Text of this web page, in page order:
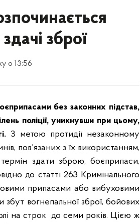
зброї
о 13:56
без законних підстав,
поліції, уникнувши при цьому,
З метою протидії незаконному
пов'язаних з їх використанням,
здати зброю, боєприпаси,
до статті 263 Кримінального
припасами або вибуховими
вогнепальної зброї, бойових
на строк до семи років. Цією ж